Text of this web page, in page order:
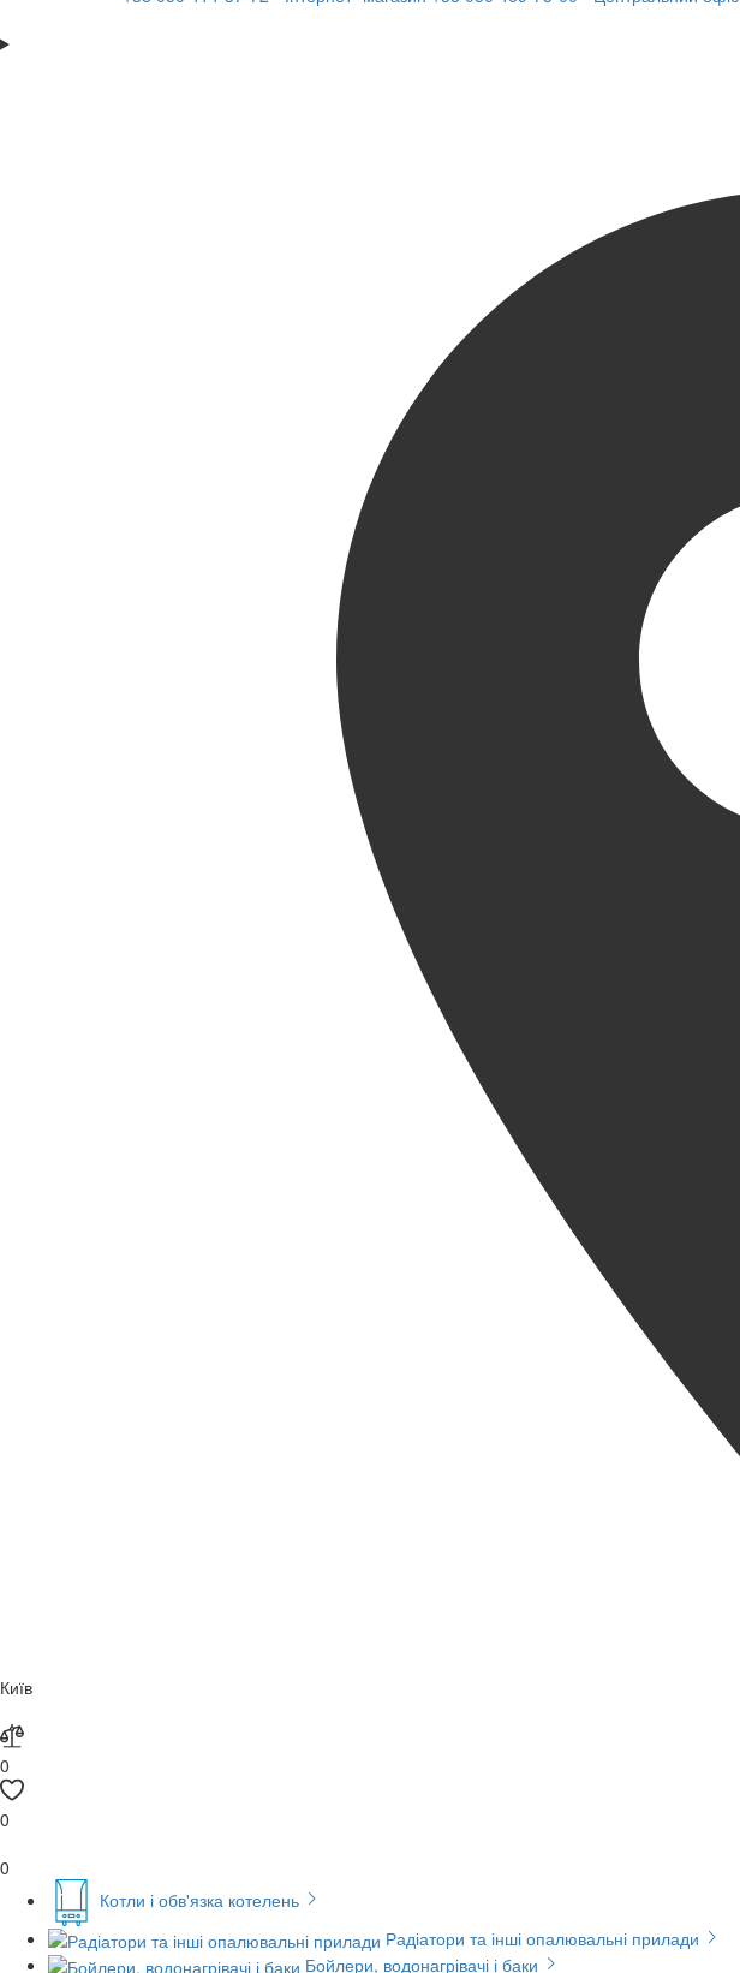
Київ
0
0
0
Котли і обв'язка котелень
Радіатори та інші опалювальні прилади
Бойлери, водонагрівачі і баки